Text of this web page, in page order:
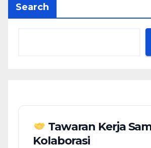
Search
Tawaran Kerja
Kolaborasi